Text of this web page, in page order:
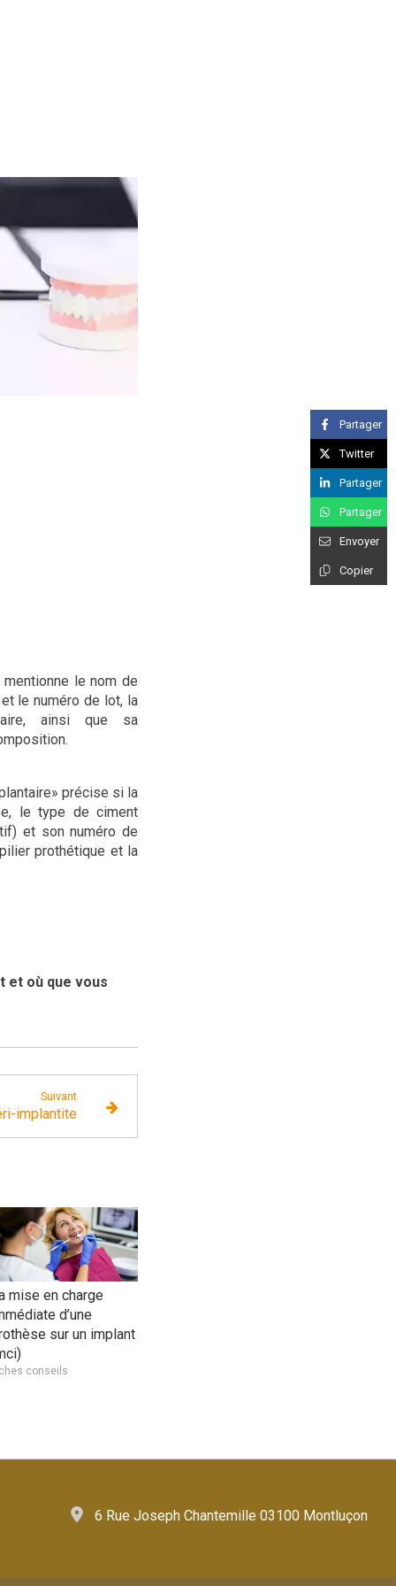
le nom de
le numéro de lot, la
ainsi que sa
précise si la
le type de ciment
et son numéro de
prothétique et la
et où que vous
Suivant
implantite
mise en charge
d’une
sur un implant
conseils
Partager
Twitter
Partager
Partager
Envoyer
Copier
6 Rue Joseph Chantemille 03100 Montluçon